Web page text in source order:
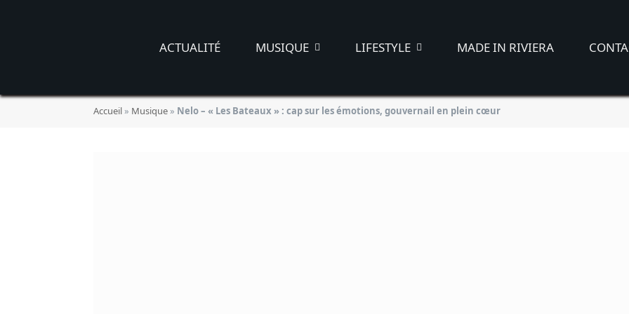
ACTUALITÉ MUSIQUE LIFESTYLE MADE IN RIVIERA
Accueil» Musique» Nelo – « Les Bateaux » : cap sur les émotions, gouvernail en plein cœur